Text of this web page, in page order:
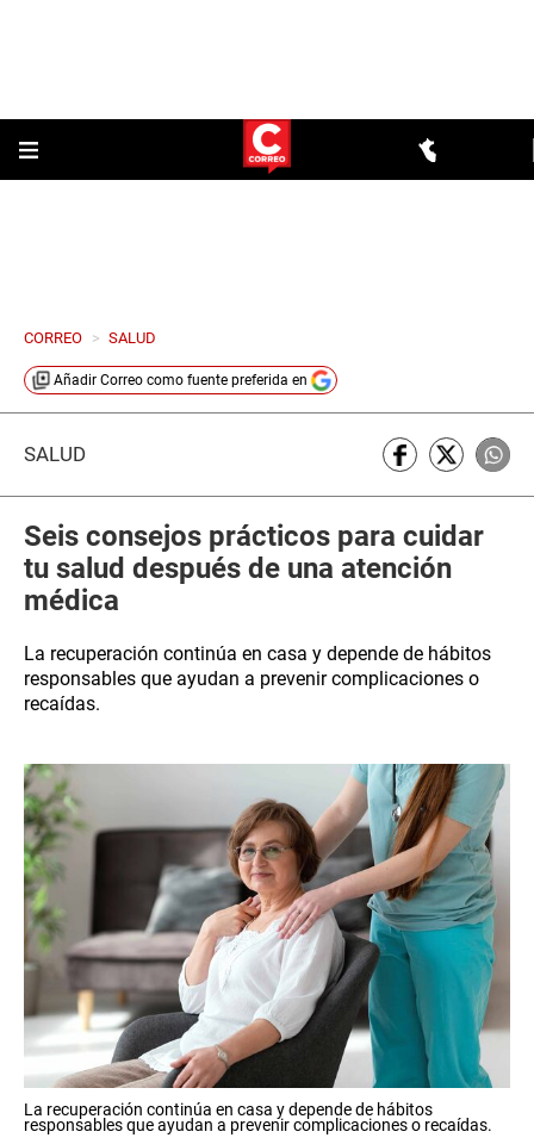
CORREO > SALUD
Añadir Correo como fuente preferida en
SALUD
Seis consejos prácticos para cuidar
tu salud después de una atención
médica
La recuperación continúa en casa y depende de hábitos
responsables que ayudan a prevenir complicaciones o
recaídas.
La recuperación continúa en casa y depende de hábitos
responsables que ayudan a prevenir complicaciones o recaídas.